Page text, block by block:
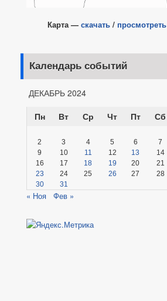
Карта — скачать / просмотреть
Календарь событий
ДЕКАБРЬ 2024
Пн
Вт Ср Чт Пт Сб
2
3 4 5 6 7
9
10 11 12 13 14
16
17 18 19 20 21
23
24 25 26 27 28
30
31
« Ноя Фев »